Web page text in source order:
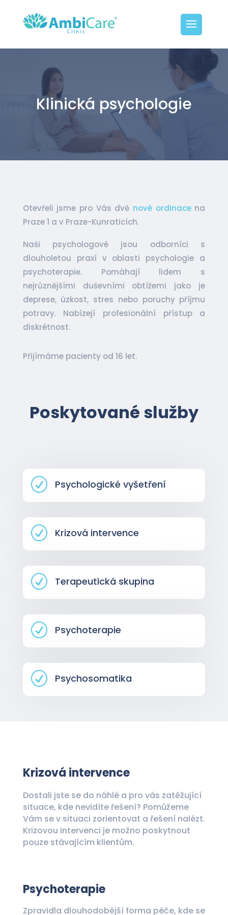
Klinická psychologie
Otevřeli jsme pro Vás dvě nové ordinacena
Praze 1 a v Praze-Kunraticích.
Naši psychologové jsou odborníci s
dlouholetou praxí v oblasti psychologie a
psychoterapie. Pomáhají lidem s
nejrůznějšími duševními obtížemi jako je
deprese, úzkost, stres nebo poruchy příjmu
potravy. Nabízejí profesionální přístup a
diskrétnost.
Přijímáme pacienty od 16 let.
Poskytované služby
R Psychologické vyšetření
R Krizová intervence
R Terapeutická skupina
R Psychoterapie
R Psychosomatika
Krizová intervence
Dostali jste se do náhlé a pro vás zatěžující
situace, kde nevidíte řešení? Pomůžeme
Vám se v situaci zorientovat a řešení nalézt.
Krizovou intervenci je možno poskytnout
pouze stávajícím klientům.
Psychoterapie
Zpravidla dlouhodobější forma péče, kde se